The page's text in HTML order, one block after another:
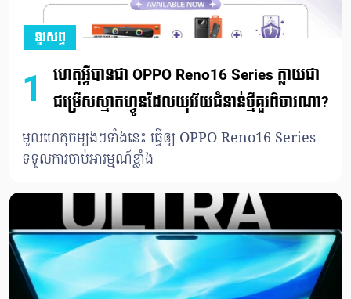
ទូរសព្ទ
1
ហេតុអ្វីបានជា OPPO Reno16 Series ក្លាយជា
ជម្រើសស្មាតហ្វូនដែលយុវវ័យជំនាន់ថ្មីគួរពិចារណា?
មូលហេតុចម្បងៗទាំងនេះ ធ្វើឲ្យ OPPO Reno16 Series
ទទួលការចាប់អារម្មណ៍ខ្លាំង